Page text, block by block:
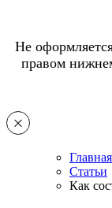
Не
правом
Главная
Статьи
Как